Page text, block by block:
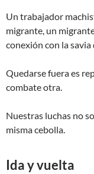
Un trabajador
migrante, un
conexión con la
Quedarse fuera es
combate otra.
Nuestras luchas no
misma cebolla.
Ida y vuelta